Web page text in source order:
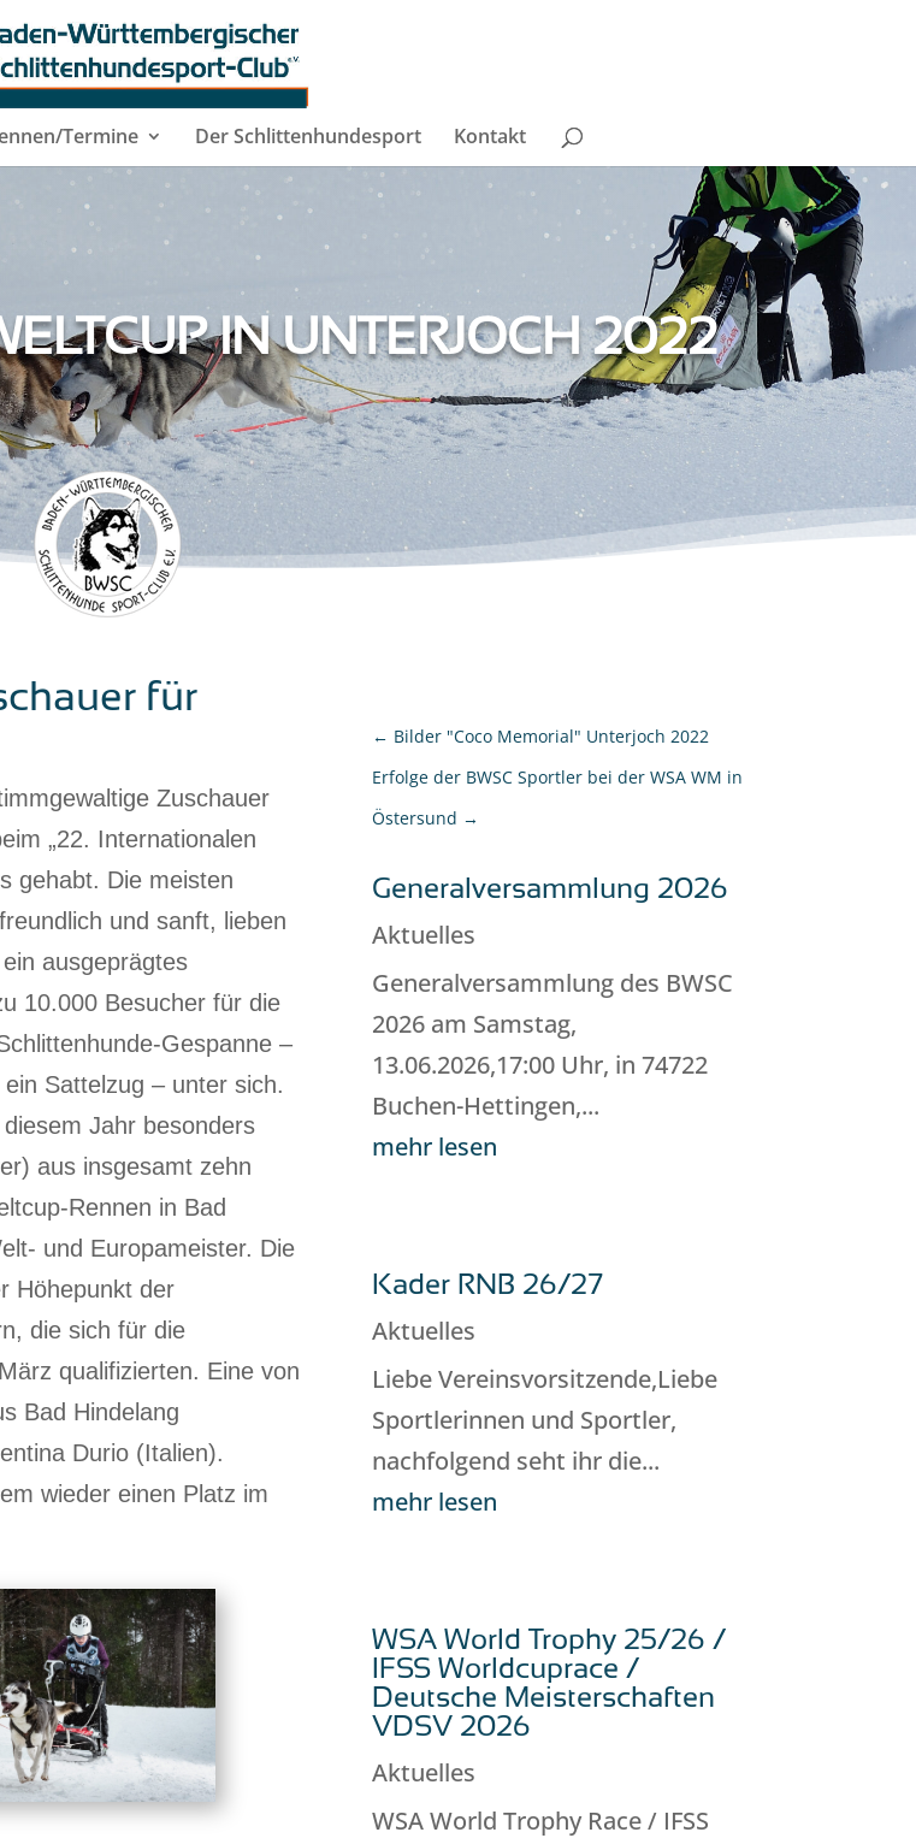
Termine Der Schlittenhundesport Kontakt
IN UNTERJOCH 2022
für
Zuschauer
„22. Internationalen
gehabt. Die meisten
und sanft, lieben
ausgeprägtes
10.000 Besucher für die
Gespanne –
Sattelzug – unter sich.
Jahr besonders
aus insgesamt zehn
Rennen in Bad
und Europameister. Die
Höhepunkt der
die sich für die
qualifizierten. Eine von
Bad Hindelang
Durio (Italien).
wieder einen Platz im
← Bilder "Coco Memorial" Unterjoch 2022
Erfolge der BWSC Sportler bei der WSA WM in
Östersund →
Generalversammlung 2026
Aktuelles
Generalversammlung des BWSC
2026 am Samstag,
13.06.2026,17:00 Uhr, in 74722
Buchen-Hettingen,...
mehr lesen
Kader RNB 26/27
Aktuelles
Liebe Vereinsvorsitzende,Liebe
Sportlerinnen und Sportler,
nachfolgend seht ihr die...
mehr lesen
WSA World Trophy 25/26 /
IFSS Worldcuprace /
Deutsche Meisterschaften
VDSV 2026
Aktuelles
WSA World Trophy Race / IFSS